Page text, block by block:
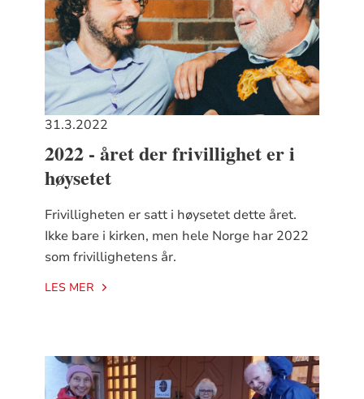
31.3.2022
2022 - året der frivillighet er i
høysetet
Frivilligheten er satt i høysetet dette året.
Ikke bare i kirken, men hele Norge har 2022
som frivillighetens år.
LES MER